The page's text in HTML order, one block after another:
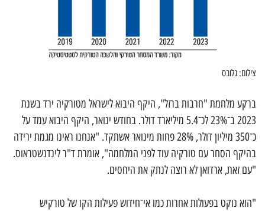
צילום: גלובס
ברקע מלחמת "חרבות ברזל", היקף היבוא לישראל מטורקיה ירד בשנת
2023 ב־23% לכ־5.4 מיליארד דולר. בחודש ינואר, היקף היבוא עמד על
כ־350 מיליון דולר, 28% פחות מינואר אשתקד. "אנחנו ראינו מגמת ירידה
בהיקף הסחר עם טורקיה עוד לפני המלחמה", אומרת ד"ר לינדנשטראוס.
"עם זאת, ארדואן לא רוצה לנתק את היחסים.
"הוא נוקט בפעולות אחרות כמו אי־חידוש פעילות הקו של טורקיש